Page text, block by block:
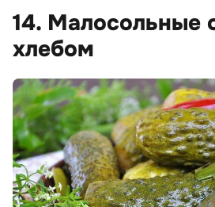
14. Малосольные
хлебом